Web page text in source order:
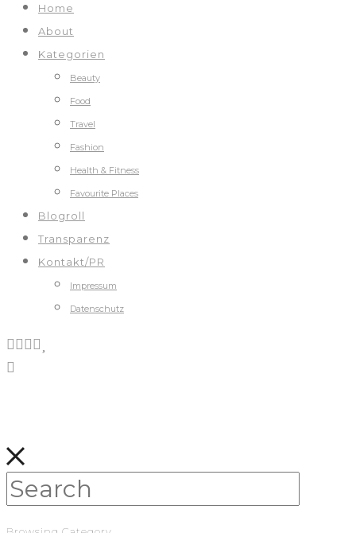
Home
About
Kategorien
Beauty
Food
Travel
Fashion
Health & Fitness
Favourite Places
Blogroll
Transparenz
Kontakt/PR
Impressum
Datenschutz